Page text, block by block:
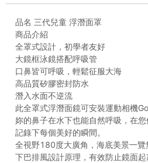
品名 三代兒童 浮潛面罩
商品介紹
全罩式設計，初學者友好
大鏡框泳鏡搭配呼吸管
口鼻皆可呼吸，輕鬆征服大海
高品質矽膠密封防水
潛入水面不逆流
此全罩式浮潛面鏡可安裝運動相機
妳的鼻子在水下也能自然呼吸，在
記錄下每個美好的瞬間。
全視野180度大廣角，海底美景一覽
下巴排風設計原理，有效防止鏡面起